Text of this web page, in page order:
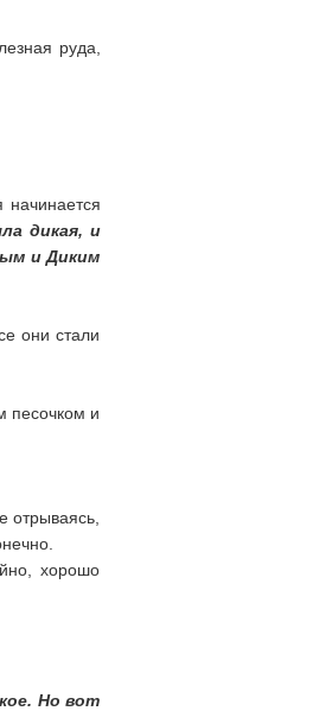
руда,
начинается
дикая, и
и Диким
они стали
песочком и
отрываясь,
хорошо
Но вот